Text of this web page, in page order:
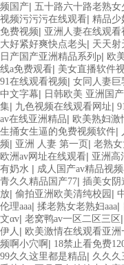
频国产| 五十路六十路老熟女
视频污污污在线观看| 精品少
免费视频| 亚洲人妻在线观看
大好紧好爽快点老头| 天天射
日产国产亚洲精品系列p| 欧
线a免费观看| 美女直播软件
91在线观看视频| 女同人妻巨
中文字幕| 日韩欧美 亚洲国产
集| 九色视频在线观看网址|
av在线亚洲精品| 欧美熟妇激
生捅女生逼的免费视频软件|
频| 亚洲 人妻 第一页 | 老熟
欧洲av网址在线观看| 亚洲高
有奶水 | 成人国产av精品视
青久久精品国产77| 插美女阴
放| 偷拍亚洲欧美清纯校园 |
伦理aaa| 揉老熟女老熟妇aaa|
文αv| 老窝鸭av一区二区三区 |
伊人 | 欧美激情在线观看亚洲
频啊小穴啊 | 18禁止看免费
99久久这里都是精品| 久久久